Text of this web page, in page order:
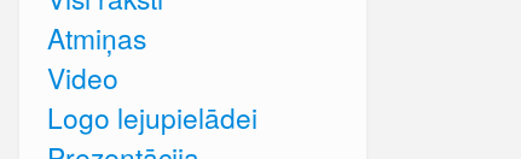
Atmiņas
Video
Logo lejupielādei